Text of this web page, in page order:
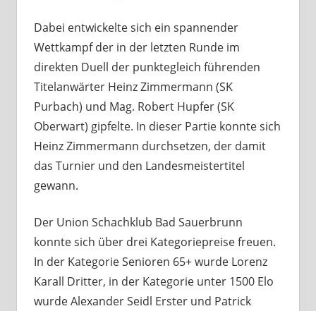
Dabei entwickelte sich ein spannender
Wettkampf der in der letzten Runde im
direkten Duell der punktegleich führenden
Titelanwärter Heinz Zimmermann (SK
Purbach) und Mag. Robert Hupfer (SK
Oberwart) gipfelte. In dieser Partie konnte sich
Heinz Zimmermann durchsetzen, der damit
das Turnier und den Landesmeistertitel
gewann.
Der Union Schachklub Bad Sauerbrunn
konnte sich über drei Kategoriepreise freuen.
In der Kategorie Senioren 65+ wurde Lorenz
Karall Dritter, in der Kategorie unter 1500 Elo
wurde Alexander Seidl Erster und Patrick